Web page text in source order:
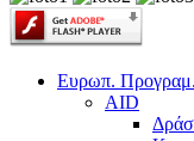
Ευρωπ. Προγραμ.
AID